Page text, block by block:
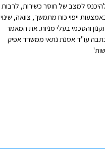
למצב של חוסר כשירות, לרבות
ייפוי כוח מתמשך, צוואה, שינוי
והסכמי בעלי מניות. את המאמר
עו"ד אסנת נתאי ממשרד אפיק